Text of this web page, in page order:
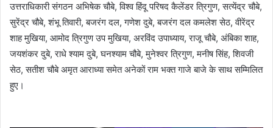
उत्तराधिकारी संगठन अभिषेक चौबे, विश्व हिंदू परिषद कैलेंडर त्रिगुण, सत्येंद्र चौबे,
सुरेंद्र चौबे, शंभू तिवारी, बजरंग दल, गणेश दुबे, बजरंग दल कमलेश सेठ, वीरेंद्र
शाह मुखिया, आमोद त्रिगुण उप मुखिया, अरविंद उपाध्याय, राजू चौबे, अंबिका शाह,
जयशंकर दुबे, राधे श्याम दुबे, घनश्याम चौबे, मुनेश्वर त्रिगुण, मनीष सिंह, शिवजी
सेठ, सतीश चौबे अमृत आराध्या समेत अनेकों राम भक्त गाजे बाजे के साथ सम्मिलित
हुए।